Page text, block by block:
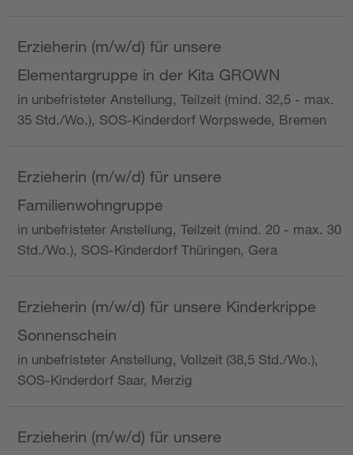
Erzieherin (m/w/d) für unsere
Elementargruppe in der Kita GROWN
in unbefristeter Anstellung, Teilzeit (mind. 32,5 - max.
35 Std./Wo.), SOS-Kinderdorf Worpswede, Bremen
Erzieherin (m/w/d) für unsere
Familienwohngruppe
in unbefristeter Anstellung, Teilzeit (mind. 20 - max. 30
Std./Wo.), SOS-Kinderdorf Thüringen, Gera
Erzieherin (m/w/d) für unsere Kinderkrippe
Sonnenschein
in unbefristeter Anstellung, Vollzeit (38,5 Std./Wo.),
SOS-Kinderdorf Saar, Merzig
Erzieherin (m/w/d) für unsere